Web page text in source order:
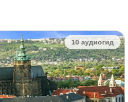
10 аудиогид